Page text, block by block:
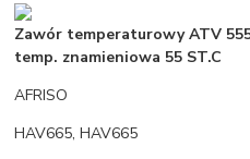
Zawór temperaturowy ATV
temp. znamieniowa 55 ST.C
AFRISO
HAV665, HAV665